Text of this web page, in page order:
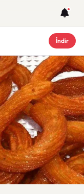
İndir